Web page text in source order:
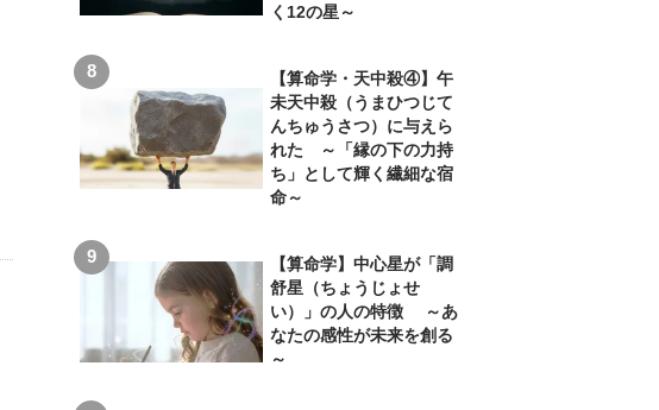
く12の星～
【算命学・天中殺④】午
未天中殺（うまひつじて
んちゅうさつ）に与えら
れた ～「縁の下の力持
ち」として輝く繊細な宿
命～
【算命学】中心星が「調
舒星（ちょうじょせ
い）」の人の特徴 ～あ
なたの感性が未来を創る
～